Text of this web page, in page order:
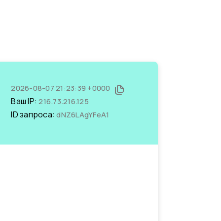
2026-08-07 21:23:39 +0000
Ваш IP:216.73.216.125
ID запроса:dNZ6LAgYFeA1